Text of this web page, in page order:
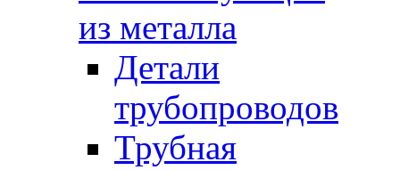
из металла
Детали
трубопроводов
Трубная